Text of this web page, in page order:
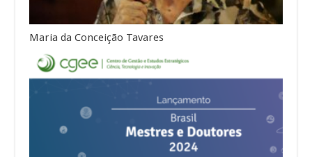
Maria da Conceição Tavares